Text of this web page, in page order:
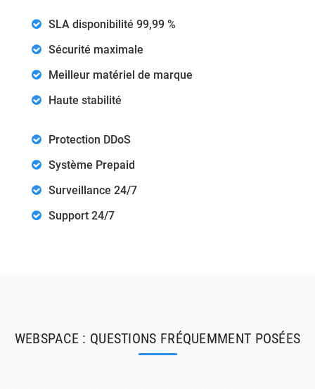
SLA disponibilité 99,99 %
Sécurité maximale
Meilleur matériel de marque
Haute stabilité
Protection DDoS
Système Prepaid
Surveillance 24/7
Support 24/7
WEBSPACE : QUESTIONS FRÉQUEMMENT POSÉES